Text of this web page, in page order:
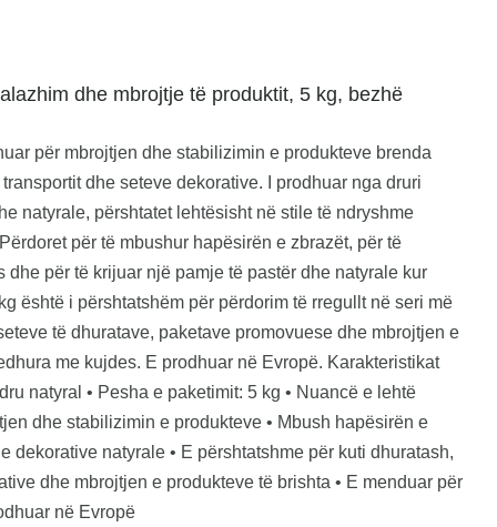
dhe mbrojtje të produktit, 5 kg, bezhë
për mbrojtjen dhe stabilizimin e produkteve brenda
dhe seteve dekorative. I prodhuar nga druri
natyrale, përshtatet lehtësisht në stile të ndryshme
për të mbushur hapësirën e zbrazët, për të
për të krijuar një pamje të pastër dhe natyrale kur
është i përshtatshëm për përdorim të rregullt në seri më
të dhuratave, paketave promovuese dhe mbrojtjen e
me kujdes. E prodhuar në Evropë. Karakteristikat
natyral • Pesha e paketimit: 5 kg • Nuancë e lehtë
dhe stabilizimin e produkteve • Mbush hapësirën e
dekorative natyrale • E përshtatshme për kuti dhuratash,
dhe mbrojtjen e produkteve të brishta • E menduar për
në Evropë